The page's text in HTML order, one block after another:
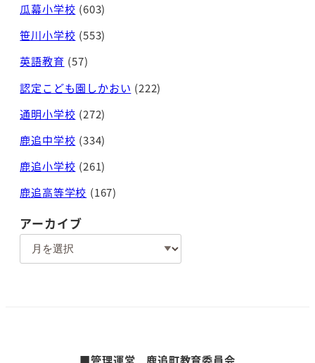
瓜幕小学校 (603)
笹川小学校 (553)
英語教育 (57)
認定こども園しかおい (222)
通明小学校 (272)
鹿追中学校 (334)
鹿追小学校 (261)
鹿追高等学校 (167)
アーカイブ
■管理運営 鹿追町教育委員会